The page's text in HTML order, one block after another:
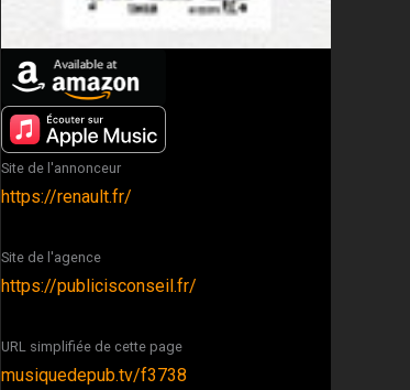
Site de l'annonceur
https://renault.fr/
Site de l'agence
https://publicisconseil.fr/
URL simplifiée de cette page
musiquedepub.tv/f3738